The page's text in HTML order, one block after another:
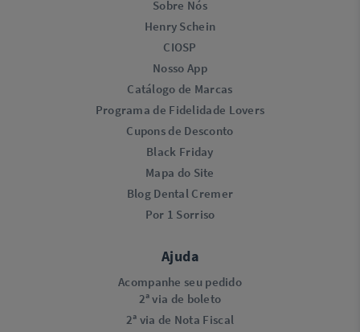
Sobre Nós
Henry Schein
CIOSP
Nosso App
Catálogo de Marcas
Programa de Fidelidade Lovers​
Cupons de Desconto
Black Friday
Mapa do Site
Blog Dental Cremer
Por 1 Sorriso
Ajuda
Acompanhe seu pedido
2ª via de boleto
2ª via de Nota Fiscal